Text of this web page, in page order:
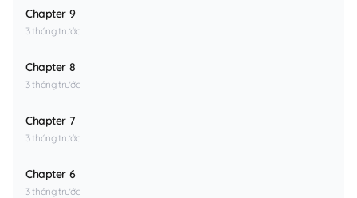
Chapter 9
3 tháng trước
Chapter 8
3 tháng trước
Chapter 7
3 tháng trước
Chapter 6
3 tháng trước